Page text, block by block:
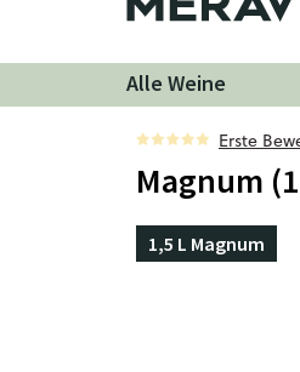
Alle Weine
Erste
Magnum
1,5 L Magnum